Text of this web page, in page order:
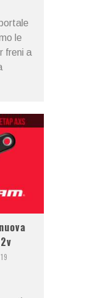
le
freni a